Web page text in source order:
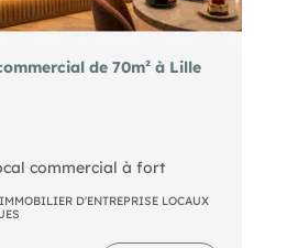
de 70m² à Lille
commercial à fort
stratégique pour
D'ENTREPRISE LOCAUX